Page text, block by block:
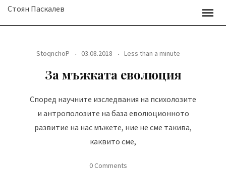
SkipСтоян Паскалев
StoqnchoP 03.08.2018 Less than a minute
За мъжката еволюция
Според научните изследвания на психолозите
и антрополозите на база еволюционното
развитие на нас мъжете, ние не сме такива,
каквито сме,
0 Comments